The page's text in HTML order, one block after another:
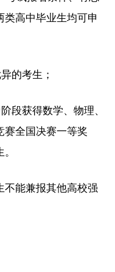
高中毕业生均可申
的考生；
段获得数学、物理、
赛全国决赛一等奖
不能兼报其他高校强